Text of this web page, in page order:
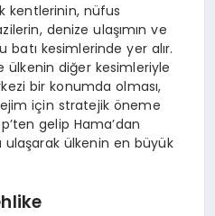
kentlerinin, nüfus
denize ulaşımın ve
batı kesimlerinde yer alır.
ülkenin diğer kesimleriyle
bir konumda olması,
için stratejik öneme
gelip Hama’dan
ulaşarak ülkenin en büyük